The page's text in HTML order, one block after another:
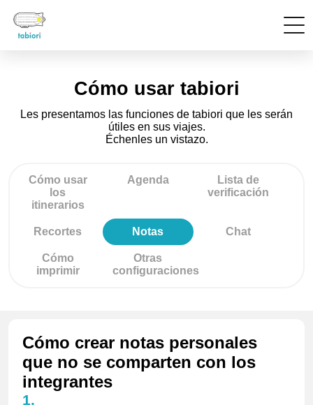
Cómo usar tabiori
Les presentamos las funciones de tabiori que les serán
útiles en sus viajes.
Échenles un vistazo.
Cómo usar
los
itinerarios
Agenda
Lista de
verificación
Recortes Notas Chat
Cómo
imprimir
Otras
configuraciones
Cómo crear notas personales
que no se comparten con los
integrantes